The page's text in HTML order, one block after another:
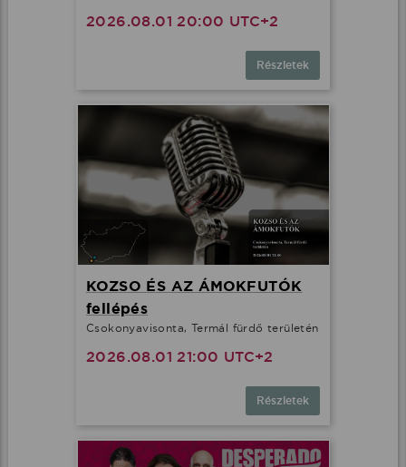
2026.08.01 20:00 UTC+2
Részletek
KOZSO ÉS AZ ÁMOKFUTÓK
fellépés
Csokonyavisonta, Termál fürdő területén
2026.08.01 21:00 UTC+2
Részletek